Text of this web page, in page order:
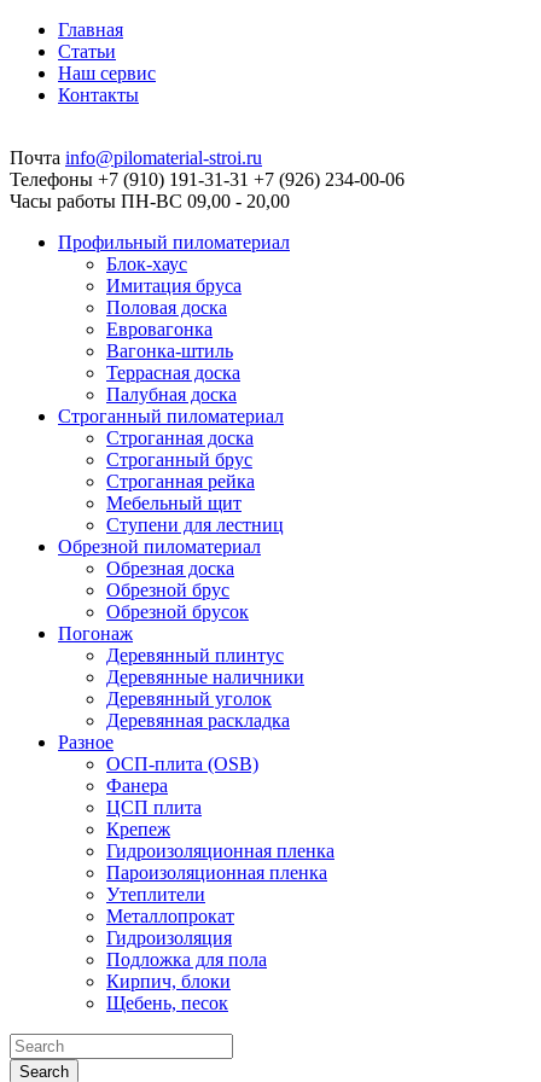
Главная
Статьи
Наш сервис
Контакты
Почта info@pilomaterial-stroi.ru
Телефоны +7 (910) 191-31-31 +7 (926) 234-00-06
Часы работы ПН-ВС 09,00 - 20,00
Профильный пиломатериал
Блок-хаус
Имитация бруса
Половая доска
Евровагонка
Вагонка-штиль
Террасная доска
Палубная доска
Строганный пиломатериал
Строганная доска
Строганный брус
Строганная рейка
Мебельный щит
Ступени для лестниц
Обрезной пиломатериал
Обрезная доска
Обрезной брус
Обрезной брусок
Погонаж
Деревянный плинтус
Деревянные наличники
Деревянный уголок
Деревянная раскладка
Разное
ОСП-плита (OSB)
Фанера
ЦСП плита
Крепеж
Гидроизоляционная пленка
Пароизоляционная пленка
Утеплители
Металлопрокат
Гидроизоляция
Подложка для пола
Кирпич, блоки
Щебень, песок
Search